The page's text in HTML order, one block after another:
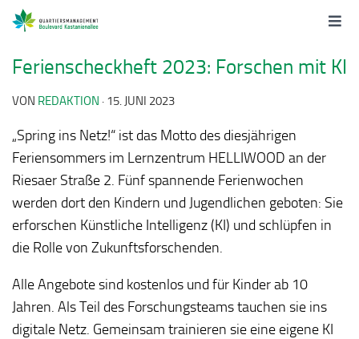
Ferienscheckheft 2023: Forschen mit KI
VON REDAKTION · 15. JUNI 2023
„Spring ins Netz!“ ist das Motto des diesjährigen
Feriensommers im Lernzentrum HELLIWOOD an der
Riesaer Straße 2. Fünf spannende Ferienwochen
werden dort den Kindern und Jugendlichen geboten: Sie
erforschen Künstliche Intelligenz (KI) und schlüpfen in
die Rolle von Zukunftsforschenden.
Alle Angebote sind kostenlos und für Kinder ab 10
Jahren. Als Teil des Forschungsteams tauchen sie ins
digitale Netz. Gemeinsam trainieren sie eine eigene KI